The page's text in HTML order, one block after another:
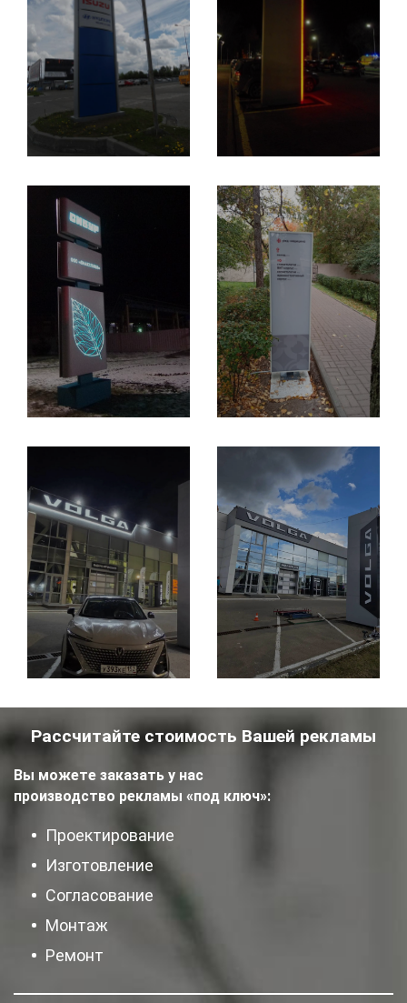
Рассчитайте стоимость Вашей рекламы
Вы можете заказать у нас
производство рекламы «под ключ»:
Проектирование
Изготовление
Согласование
Монтаж
Ремонт